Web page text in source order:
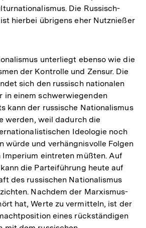
Die Russisch-
hierbei übrigens eher Nutznießer
unterliegt ebenso wie die
der Kontrolle und Zensur. Die
sich den russisch nationalen
in einem schwerwiegenden
kann der russische Nationalismus
werden, weil dadurch die
Ideologie noch
würde und verhängnisvolle Folgen
eintreten müßten. Auf
die Parteiführung heute auf
des russischen Nationalismus
Nachdem der Marxismus-
hat, Werte zu vermitteln, ist der
eines rückständigen